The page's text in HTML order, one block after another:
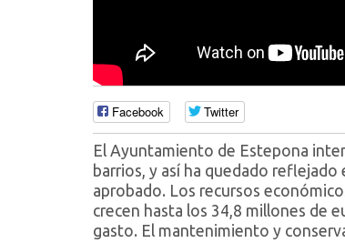
Facebook Twitter
El Ayuntamiento de Estepona
barrios, y así ha quedado
aprobado. Los recursos
crecen hasta los 34,8 millones de
gasto. El mantenimiento y